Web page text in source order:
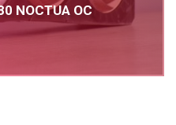
NOCTUA OC